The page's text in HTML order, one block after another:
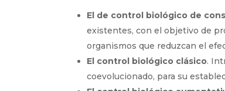
El de control biológico de
existentes, con el objetivo de
organismos que reduzcan el
El control biológico clásico.
coevolucionado, para su